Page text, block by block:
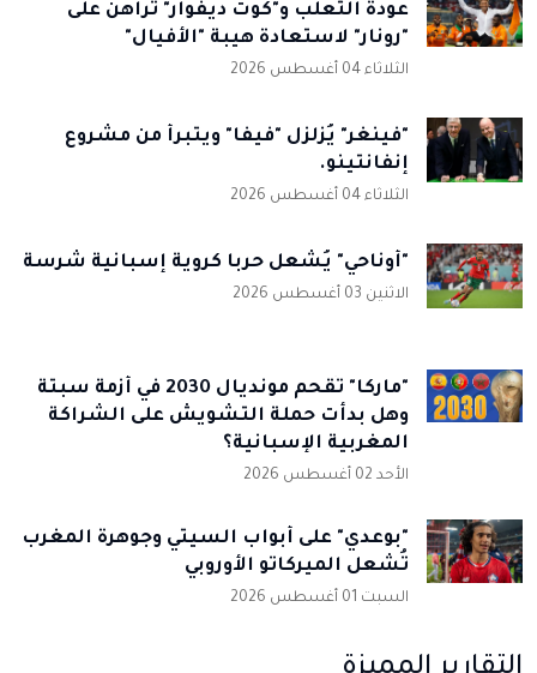
عودة الثعلب و"كوت ديفوار" تراهن على
"رونار" لاستعادة هيبة "الأفيال"
الثلاثاء 04 أغسطس 2026
"فينغر" يُزلزل "فيفا" ويتبرأ من مشروع
إنفانتينو.
الثلاثاء 04 أغسطس 2026
"أوناحي" يُشعل حربا كروية إسبانية شرسة
الاثنين 03 أغسطس 2026
"ماركا" تُقحم مونديال 2030 في أزمة سبتة
وهل بدأت حملة التشويش على الشراكة
المغربية الإسبانية؟
الأحد 02 أغسطس 2026
"بوعدي" على أبواب السيتي وجوهرة المغرب
تُشعل الميركاتو الأوروبي
السبت 01 أغسطس 2026